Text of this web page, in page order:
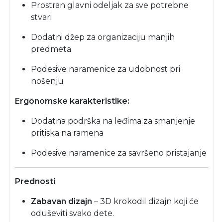
Prostran glavni odeljak za sve potrebne
stvari
Dodatni džep za organizaciju manjih
predmeta
Podesive naramenice za udobnost pri
nošenju
Ergonomske karakteristike:
Dodatna podrška na leđima za smanjenje
pritiska na ramena
Podesive naramenice za savršeno pristajanje
Prednosti
Zabavan dizajn – 3D krokodil dizajn koji će
oduševiti svako dete.